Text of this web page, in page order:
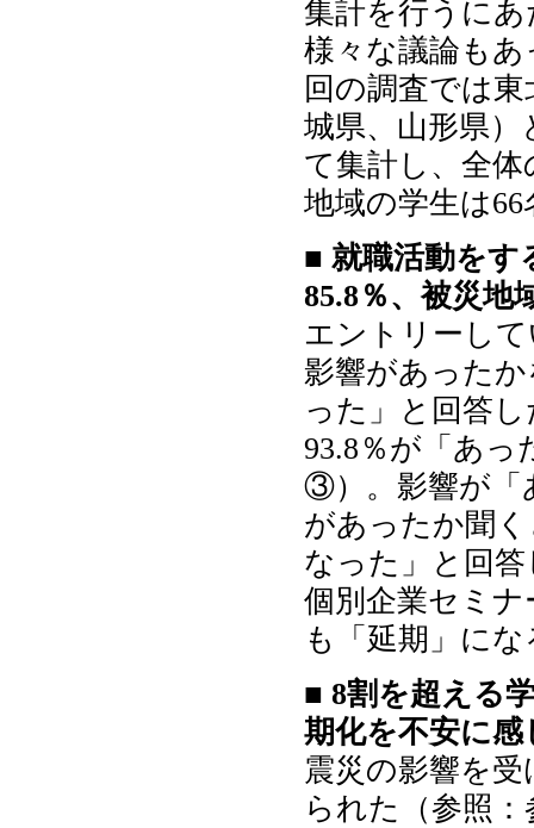
集計を行うに
様々な議論も
回の調査では
城県、山形県）
て集計し、全
地域の学生は
■ 就職活動をす
85.8％、被災地
エントリーし
影響があった
った」と回答
93.8％が「あっ
③）。影響が「
があったか聞
なった」と回
個別企業セミ
も「延期」に
■ 8割を超える
期化を不安に感
震災の影響を
られた（参照